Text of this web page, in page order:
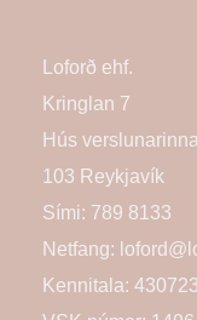
Loforð ehf.
Kringlan 7
Hús
103 Reykjavík
Sími: 789 8133
Netfang:
Kennitala: